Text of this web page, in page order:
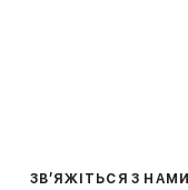
ЗВ’ЯЖІТЬСЯ З НАМИ